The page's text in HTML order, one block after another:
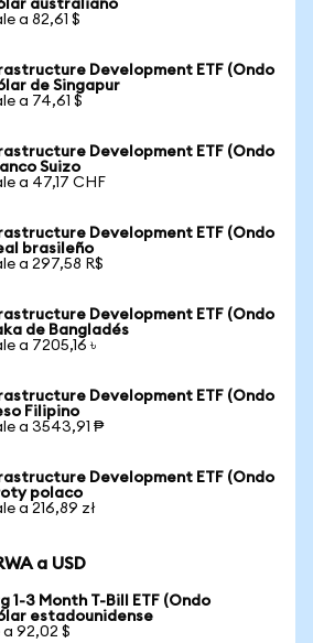
australiano
a 82,61 $
Development ETF (Ondo
de Singapur
a 74,61 $
Development ETF (Ondo
Suizo
a 47,17 CHF
Development ETF (Ondo
brasileño
a 297,58 R$
Development ETF (Ondo
de Bangladés
a 7205,16 ৳
Development ETF (Ondo
Filipino
a 3543,91 ₱
Development ETF (Ondo
polaco
a 216,89 zł
a USD
1-3 Month T-Bill ETF (Ondo
estadounidense
a 92,02 $